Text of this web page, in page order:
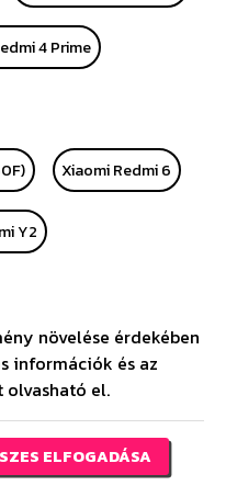
4 Prime
Xiaomi Redmi 6
Y2
Xiaomi Mi Pad 4 8
T830)
A2 Lite
növelése érdekében
információk és az
olvasható el.
ELFOGADÁSA